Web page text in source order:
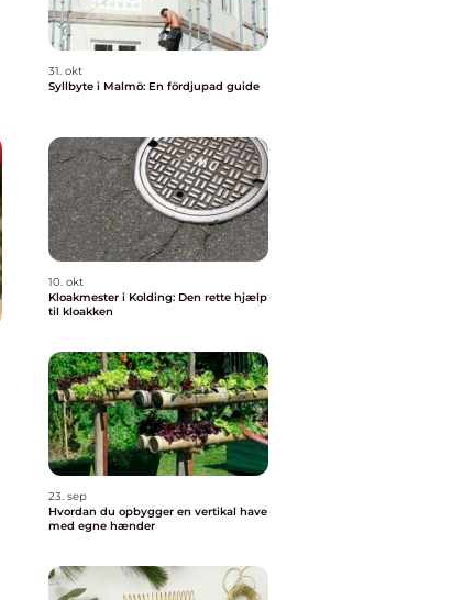
31. okt
Syllbyte i Malmö: En fördjupad guide
10. okt
Kloakmester i Kolding: Den rette hjælp
til kloakken
23. sep
Hvordan du opbygger en vertikal have
med egne hænder